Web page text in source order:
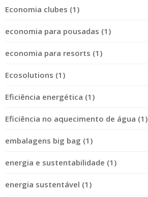
Economia clubes (1)
economia para pousadas (1)
economia para resorts (1)
Ecosolutions (1)
Eficiência energética (1)
Eficiência no aquecimento de água (1)
embalagens big bag (1)
energia e sustentabilidade (1)
energia sustentável (1)